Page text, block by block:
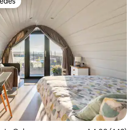
dos hóspedes